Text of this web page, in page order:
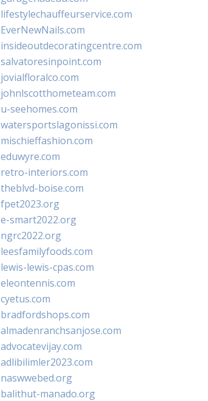
lifestylechauffeurservice.com
EverNewNails.com
insideoutdecoratingcentre.com
salvatoresinpoint.com
jovialfloralco.com
johnlscotthometeam.com
u-seehomes.com
watersportslagonissi.com
mischieffashion.com
eduwyre.com
retro-interiors.com
theblvd-boise.com
fpet2023.org
e-smart2022.org
ngrc2022.org
leesfamilyfoods.com
lewis-lewis-cpas.com
eleontennis.com
cyetus.com
bradfordshops.com
almadenranchsanjose.com
advocatevijay.com
adlibilimler2023.com
naswwebed.org
balithut-manado.org